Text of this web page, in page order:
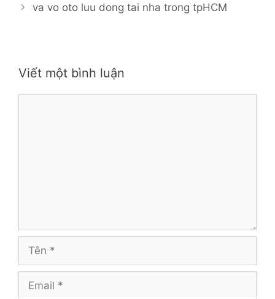
va vo oto luu dong tai nha trong tpHCM
Viết một bình luận